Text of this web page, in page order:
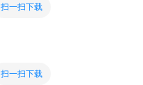
扫一扫下载
扫一扫下载